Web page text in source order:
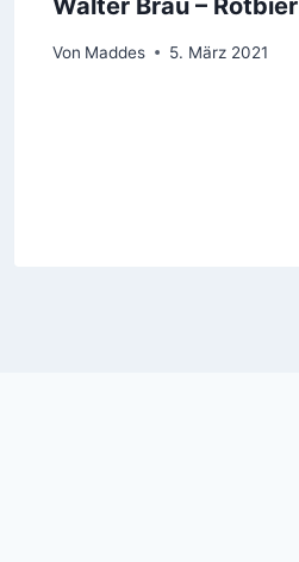
Walter Bräu – Rotbier
Von Maddes 5. März 2021